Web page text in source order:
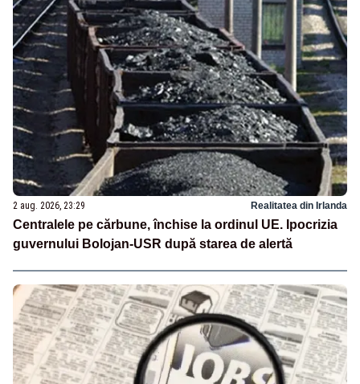
2 aug. 2026, 23:29 Realitatea din Irlanda
Centralele pe cărbune, închise la ordinul UE. Ipocrizia
guvernului Bolojan-USR după starea de alertă